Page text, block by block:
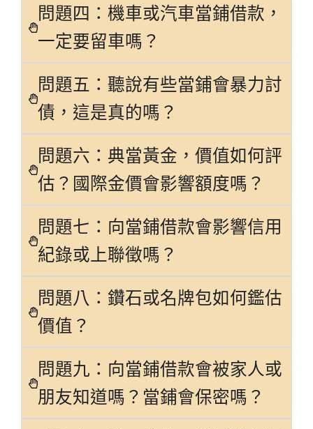
問題四：機車或汽車當鋪借款，
一定要留車嗎？
問題五：聽說有些當鋪會暴力討
債，這是真的嗎？
問題六：典當黃金，價值如何評
估？國際金價會影響額度嗎？
問題七：向當鋪借款會影響信用
紀錄或上聯徵嗎？
問題八：鑽石或名牌包如何鑑估
價值？
問題九：向當鋪借款會被家人或
朋友知道嗎？當鋪會保密嗎？